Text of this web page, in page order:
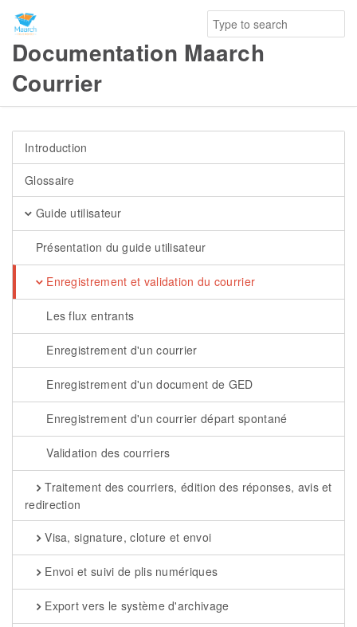
Documentation Maarch
Courrier
Introduction
Glossaire
Guide utilisateur
Présentation du guide utilisateur
Enregistrement et validation du courrier
Les flux entrants
Enregistrement d'un courrier
Enregistrement d'un document de GED
Enregistrement d'un courrier départ spontané
Validation des courriers
Traitement des courriers, édition des réponses, avis et
redirection
Visa, signature, cloture et envoi
Envoi et suivi de plis numériques
Export vers le système d'archivage